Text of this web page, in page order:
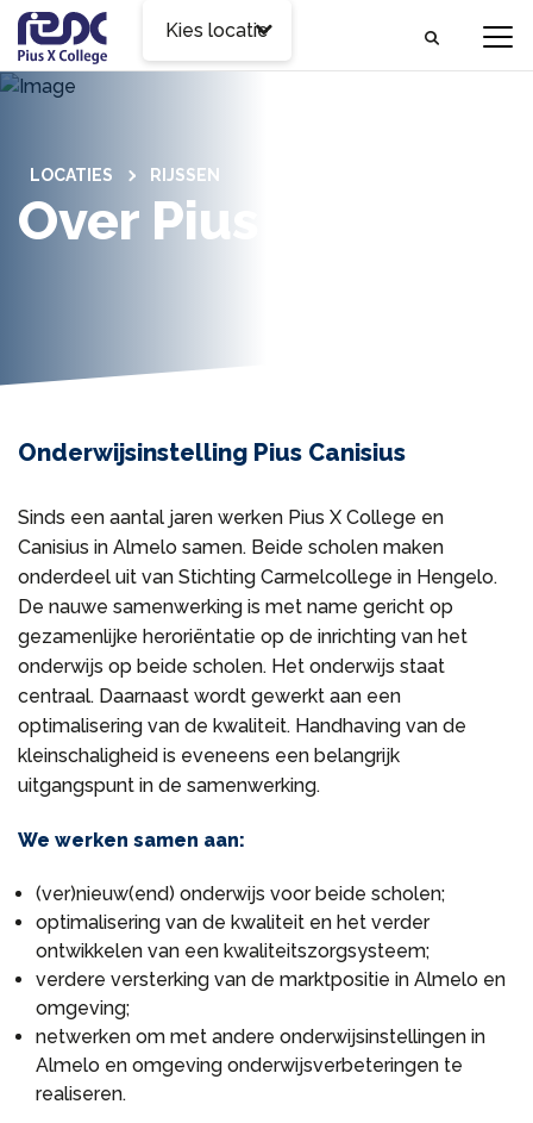
Kies locatie
LOCATIES RIJSSEN
Over Pius Canisius
Onderwijsinstelling Pius Canisius
Sinds een aantal jaren werken Pius X College en
Canisius in Almelo samen. Beide scholen maken
onderdeel uit van Stichting Carmelcollege in Hengelo.
De nauwe samenwerking is met name gericht op
gezamenlijke heroriëntatie op de inrichting van het
onderwijs op beide scholen. Het onderwijs staat
centraal. Daarnaast wordt gewerkt aan een
optimalisering van de kwaliteit. Handhaving van de
kleinschaligheid is eveneens een belangrijk
uitgangspunt in de samenwerking.
We werken samen aan:
(ver)nieuw(end) onderwijs voor beide scholen;
optimalisering van de kwaliteit en het verder
ontwikkelen van een kwaliteitszorgsysteem;
verdere versterking van de marktpositie in Almelo en
omgeving;
netwerken om met andere onderwijsinstellingen in
Almelo en omgeving onderwijsverbeteringen te
realiseren.